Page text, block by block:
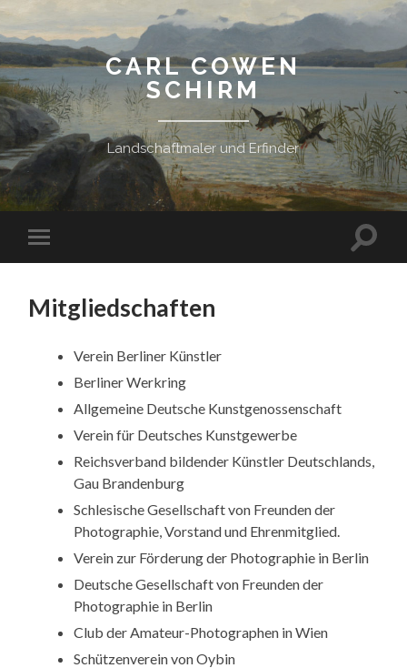
CARL COWEN
SCHIRM
Landschaftmaler und Erfinder
Mobile-
Menü
Mitgliedschaften
Verein Berliner Künstler
Berliner Werkring
Allgemeine Deutsche Kunstgenossenschaft
Verein für Deutsches Kunstgewerbe
Reichsverband bildender Künstler Deutschlands,
Gau Brandenburg
Schlesische Gesellschaft von Freunden der
Photographie, Vorstand und Ehrenmitglied.
Verein zur Förderung der Photographie in Berlin
Deutsche Gesellschaft von Freunden der
Photographie in Berlin
Club der Amateur-Photographen in Wien
Schützenverein von Oybin